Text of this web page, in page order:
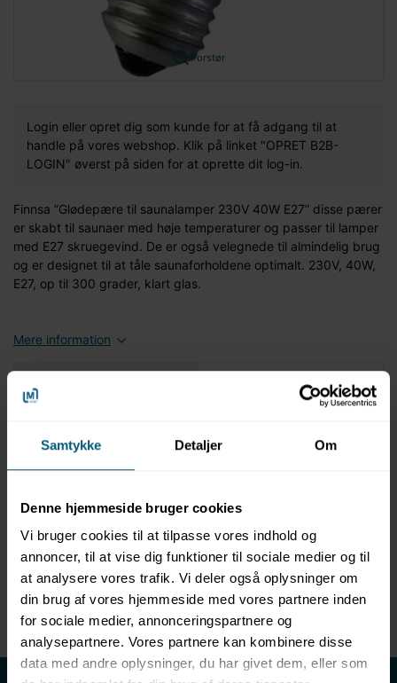
Samtykke Detaljer Om
Denne hjemmeside bruger cookies
Vi bruger cookies til at tilpasse vores indhold og
annoncer, til at vise dig funktioner til sociale medier og til
at analysere vores trafik. Vi deler også oplysninger om
din brug af vores hjemmeside med vores partnere inden
for sociale medier, annonceringspartnere og
analysepartnere. Vores partnere kan kombinere disse
data med andre oplysninger, du har givet dem, eller som
Forstør
Login eller opret dig som kunde for at få adgang til at
handle på vores webshop. Klik på linket "OPRET B2B-
LOGIN" øverst på siden for at oprette dit log-in.
Finnsa ”Glødepære til saunalamper 230V 40W E27” disse pærer
er skabt til saunaer med høje temperaturer og passer til lamper
med E27 skruegevind. De er også velegnede til almindelig brug
og er designet til at tåle saunaforholdene optimalt. 230V, 40W,
E27, op til 300 grader, klart glas.
Mere information
Specifikationer
Produktbeskrivelse
Passer til lamper med E27 skruegevind
Også velegnede til almindelig brug
Designet til at tåle saunaforholdene optimalt
230V, 40W, E27
Tåler op til 300 grader
Klart glas.